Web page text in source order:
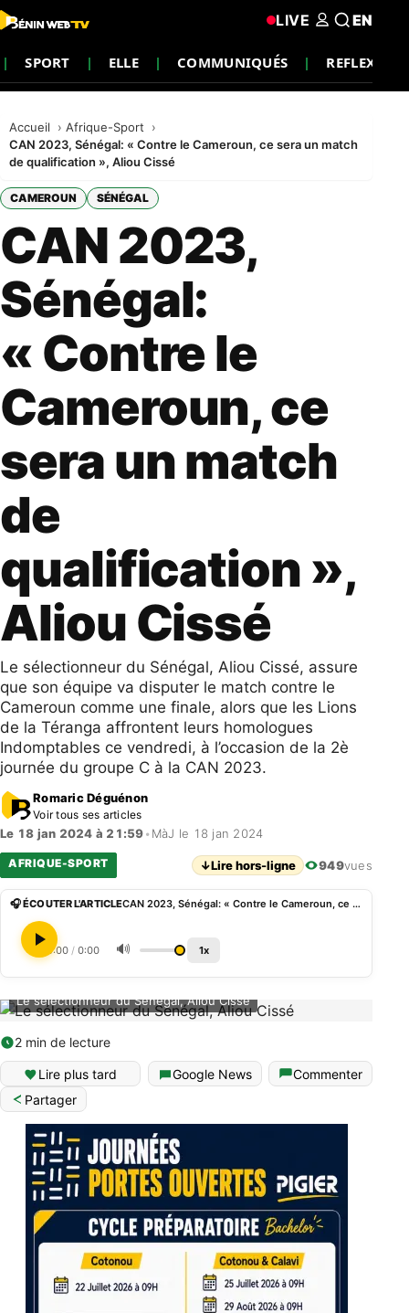
SPORT ELLE COMMUNIQUÉS REFLEXION
LIVE EN
Accueil
Afrique-Sport
CAN 2023, Sénégal: « Contre le Cameroun, ce sera un match
de qualification », Aliou Cissé
CAMEROUN SÉNÉGAL
CAN 2023,
Sénégal:
« Contre le
Cameroun, ce
sera un match
de
qualification »,
Aliou Cissé
Le sélectionneur du Sénégal, Aliou Cissé, assure
que son équipe va disputer le match contre le
Cameroun comme une finale, alors que les Lions
de la Téranga affrontent leurs homologues
Indomptables ce vendredi, à l’occasion de la 2è
journée du groupe C à la CAN 2023.
Romaric Déguénon
Voir tous ses articles
Le 18 jan 2024 à 21:59• MàJ le 18 jan 2024
AFRIQUE-SPORT ↓Lire hors-ligne 949vues
🎧 ÉCOUTER L'ARTICLE CAN 2023, Sénégal: « Contre le Cameroun, ce sera un match de qualification », Aliou Cissé
0:00 / 0:00 🔊 1x
Le sélectionneur du Sénégal, Aliou Cissé
2 min de lecture
Lire plus tard Google News
Commenter
Partager